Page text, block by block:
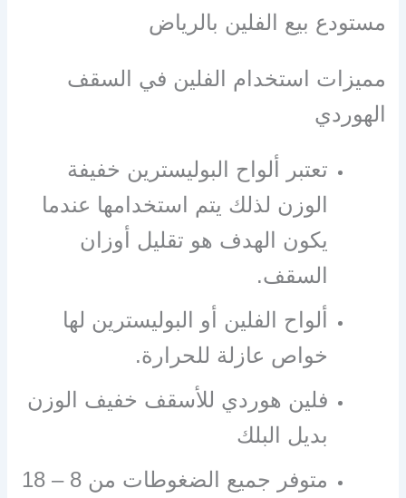
مستودع بيع الفلين بالرياض
مميزات استخدام الفلين في السقف
الهوردي
تعتبر ألواح البوليسترين خفيفة
الوزن لذلك يتم استخدامها عندما
يكون الهدف هو تقليل أوزان
السقف.
ألواح الفلين أو البوليسترين لها
خواص عازلة للحرارة.
فلين هوردي للأسقف خفيف الوزن
بديل البلك
متوفر جميع الضغوطات من 8 – 18